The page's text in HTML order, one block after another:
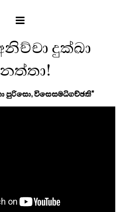
දුක්ඛා
පුරිසො, විසෙසමධිගච්ඡති"